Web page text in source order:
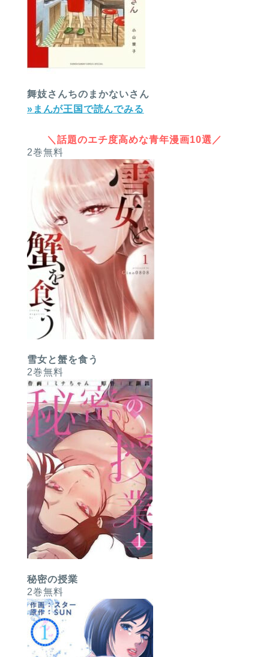
舞妓さんちのまかないさん
»まんが王国で読んでみる
＼話題のエチ度高めな青年漫画10選／
2巻無料
雪女と蟹を食う
2巻無料
秘密の授業
2巻無料